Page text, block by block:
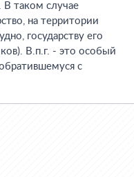
В таком случае
на территории
государству его
В.п.г. - это особый
с